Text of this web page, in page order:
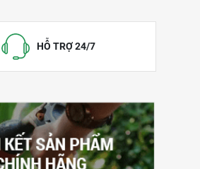
HỖ TRỢ 24/7